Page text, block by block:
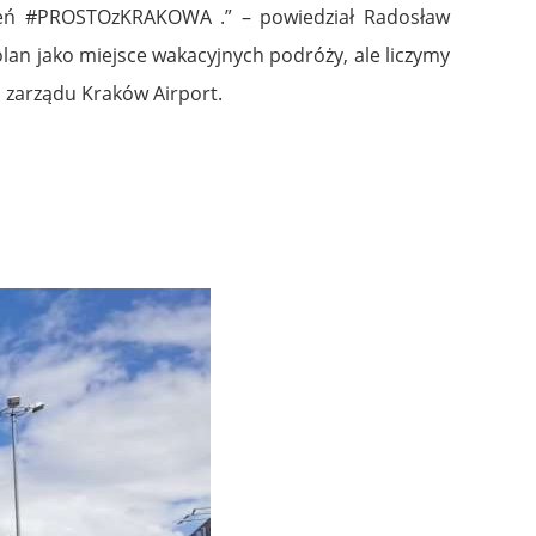
.” – powiedział Radosław
jako miejsce wakacyjnych podróży, ale liczymy
zarządu Kraków Airport.